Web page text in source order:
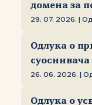
домена за
29. 07. 2026. |
Одлука о
26. 06. 2026. |
Одлука о